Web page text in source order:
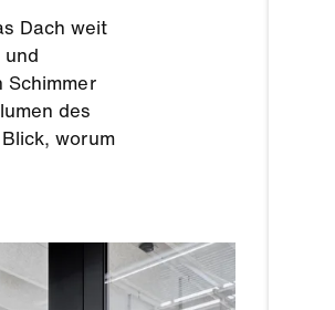
Dach weit
des
worum